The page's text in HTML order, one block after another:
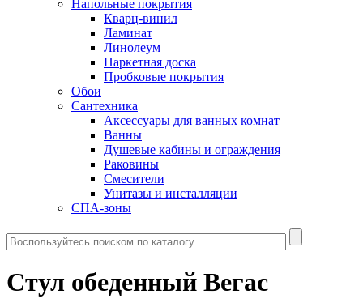
Напольные покрытия
Кварц-винил
Ламинат
Линолеум
Паркетная доска
Пробковые покрытия
Обои
Сантехника
Аксессуары для ванных комнат
Ванны
Душевые кабины и ограждения
Раковины
Смесители
Унитазы и инсталляции
СПА-зоны
Стул обеденный Вегас